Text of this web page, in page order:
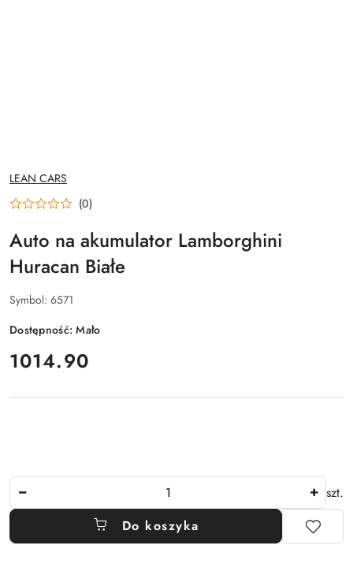
NAZWA
PRODUCENTA:
LEAN CARS
(0)
Auto na akumulator Lamborghini
Huracan Białe
Symbol: 6571
Dostępność:Mało
cena:
1014.90
szt.
Do koszyka